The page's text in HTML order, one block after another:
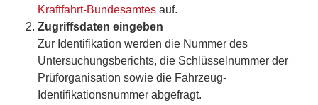
Kraftfahrt-Bundesamtes auf.
Zugriffsdaten eingeben
Zur Identifikation werden die Nummer des
Untersuchungsberichts, die Schlüsselnummer der
Prüforganisation sowie die Fahrzeug-
Identifikationsnummer abgefragt.